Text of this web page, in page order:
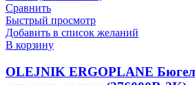
Сравнить
Быстрый просмотр
Добавить в список желаний
В корзину
OLEJNIK ERGOPLANE